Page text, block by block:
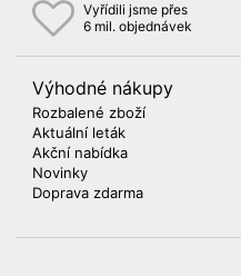
Vyřídili jsme přes
6 mil. objednávek
Výhodné nákupy
Rozbalené zboží
Aktuální leták
Akční nabídka
Novinky
Doprava zdarma